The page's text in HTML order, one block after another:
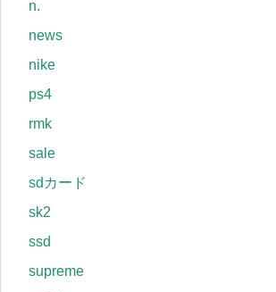
n.
news
nike
ps4
rmk
sale
sdカード
sk2
ssd
supreme